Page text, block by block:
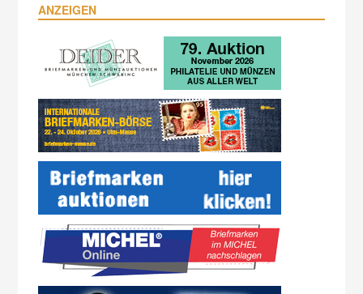
ANZEIGEN